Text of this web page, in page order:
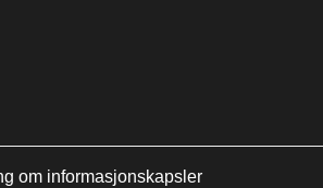
om informasjonskapsler